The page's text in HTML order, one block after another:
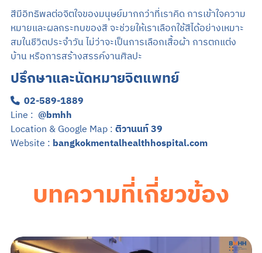
สีมีอิทธิพลต่อจิตใจของมนุษย์มากกว่าที่เราคิด การเข้าใจความ
หมายและผลกระทบของสี จะช่วยให้เราเลือกใช้สีได้อย่างเหมาะ
สมในชีวิตประจำวัน ไม่ว่าจะเป็นการเลือกเสื้อผ้า การตกแต่ง
บ้าน หรือการสร้างสรรค์งานศิลปะ
ปรึกษาและนัดหมายจิตแพทย์
02-589-1889
Line : @bmhh
Location & Google Map :ติวานนท์ 39
Website : bangkokmentalhealthhospital.com
บทความที่เกี่ยวข้อง